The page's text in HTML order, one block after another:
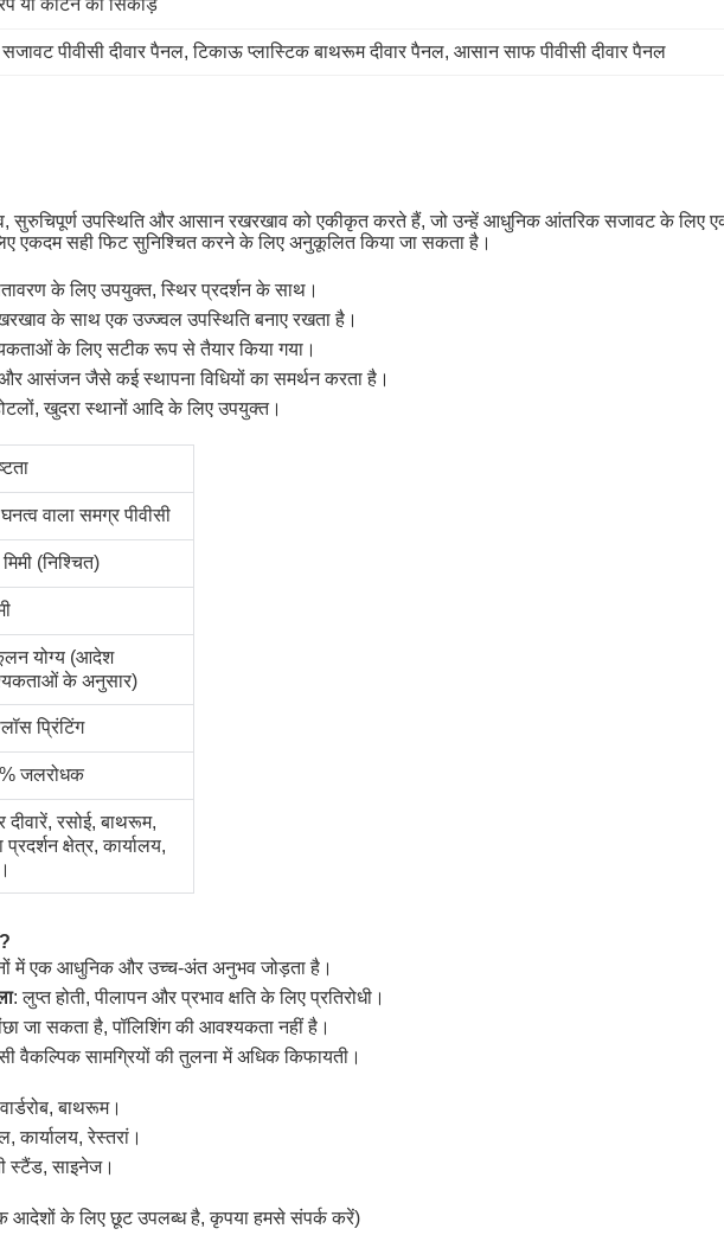
या कार्टन को सिकोड़ें
पीवीसी दीवार पैनल, टिकाऊ प्लास्टिक बाथरूम दीवार पैनल, आसान साफ पीवीसी दीवार पैनल
सुरुचिपूर्ण उपस्थिति और आसान रखरखाव को एकीकृत करते हैं, जो उन्हें आधुनिक आंतरिक सजावट के लिए
एकदम सही फिट सुनिश्चित करने के लिए अनुकूलित किया जा सकता है।
के लिए उपयुक्त, स्थिर प्रदर्शन के साथ।
के साथ एक उज्ज्वल उपस्थिति बनाए रखता है।
के लिए सटीक रूप से तैयार किया गया।
आसंजन जैसे कई स्थापना विधियों का समर्थन करता है।
खुदरा स्थानों आदि के लिए उपयुक्त।
वाला समग्र पीवीसी
(निश्चित)
योग्य (आदेश
के अनुसार)
प्रिंटिंग
जलरोधक
दीवारें, रसोई, बाथरूम,
प्रदर्शन क्षेत्र, कार्यालय,
में एक आधुनिक और उच्च-अंत अनुभव जोड़ता है।
: लुप्त होती, पीलापन और प्रभाव क्षति के लिए प्रतिरोधी।
जा सकता है, पॉलिशिंग की आवश्यकता नहीं है।
वैकल्पिक सामग्रियों की तुलना में अधिक किफायती।
बाथरूम।
कार्यालय, रेस्तरां।
स्टैंड, साइनेज।
आदेशों के लिए छूट उपलब्ध है, कृपया हमसे संपर्क करें)